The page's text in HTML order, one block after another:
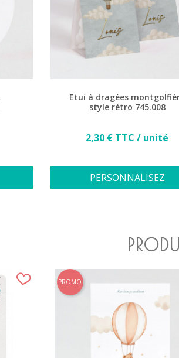
Etui à dragées
style rétro 745.008
Prix
2,30 € TTC / unité
PERSONNALISEZ
PROMO